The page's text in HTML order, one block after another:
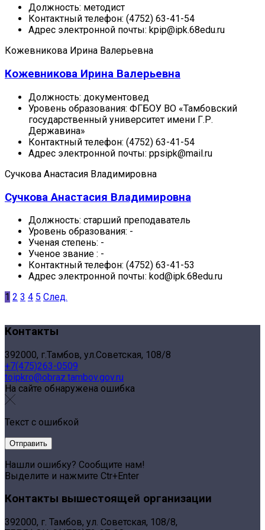
Должность: методист
Контактный телефон: (4752) 63-41-54
Адрес электронной почты: kpip@ipk.68edu.ru
Кожевникова Ирина Валерьевна
Кожевникова Ирина Валерьевна
Должность: документовед
Уровень образования: ФГБОУ ВО «Тамбовский
государственный университет имени Г.Р.
Державина»
Контактный телефон: (4752) 63-41-54
Адрес электронной почты: ppsipk@mail.ru
Сучкова Анастасия Владимировна
Сучкова Анастасия Владимировна
Должность: старший преподаватель
Уровень образования: -
Ученая степень: -
Ученое звание : -
Контактный телефон: (4752) 63-41-53
Адрес электронной почты: kod@ipk.68edu.ru
1 2 3 4 5 След.
Контакты
392000, г.Тамбов, ул.Советская, 108/8
+7(475)263-0509
toipkro@obraz.tambov.gov.ru
На сайте обнаружена ошибка
Текст с ошибкой
Нашли ошибку? Сообщите нам!
Выделите и нажмите Ctr+Enter
Контакты вышестоящей организации
392000, г. Тамбов, ул. Советская, 108/8,